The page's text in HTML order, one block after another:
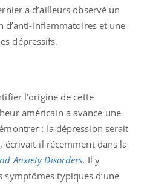
a d’ailleurs observé un
d’anti-inflammatoires et une
dépressifs.
l’origine de cette
américain a avancé une
: la dépression serait
écrivait-il récemment dans la
Anxiety Disorders. Il y
typiques d’une